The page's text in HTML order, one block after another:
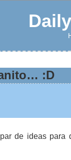
:D
de ideas para